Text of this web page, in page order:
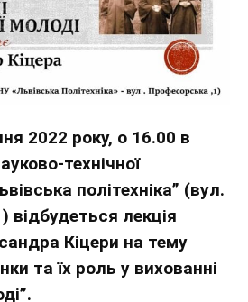
2022 року, о 16.00 в
технічної
політехніка” (вул.
відбудеться лекція
Кіцери на тему
та їх роль у вихованні